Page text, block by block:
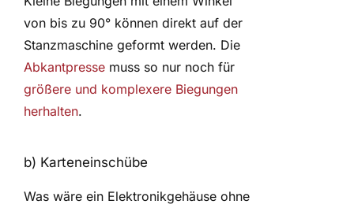
von bis zu 90° können direkt auf der
Stanzmaschine geformt werden. Die
Abkantpressemuss so nur noch für
größere und komplexere Biegungen
herhalten.
b) Karteneinschübe
Was wäre ein Elektronikgehäuse ohne